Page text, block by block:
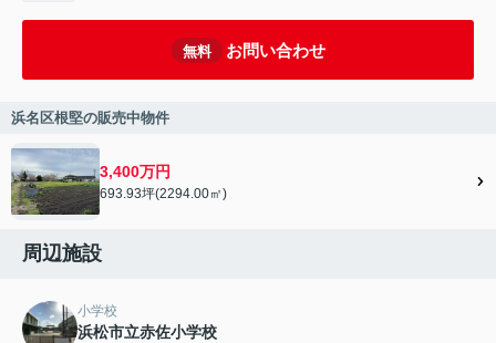
無料 お問い合わせ
浜名区根堅の販売中物件
3,400万円
693.93坪(2294.00㎡)
周辺施設
小学校
浜松市立赤佐小学校